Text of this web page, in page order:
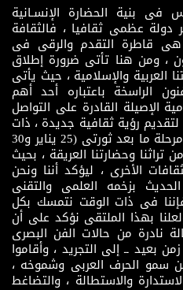
بنية الحضارة الإنسـانية
دولة عظمى ثقافيا ، فالثقافة
قاطرة التقدم والرقى فى
، ومن هنا تأتى ضرورة إطلاق
العربية والإسلامية ، حيث يأتى
الراسخة باعتباره أحد أهم
الإصيلة القادرة على التواصل
لتقديم رؤية ثقافية جديدة ، ذات
مضمون ثقافى قادر على إثراء مرحلة ما بعد ثورتى (25 يناير و30
وحضارتنا العريقة ، بحيث
الأخرى ، ليؤكد أننا ونحن
بزخمه العلمى والتقنى
فى ذات الوقت نتمسك بكل
بهذا الملتقى نؤكد على أن
نادرة من حالات الفن البصرى
بعيد ــ إلى التجريد ، وأقاموا
سمو الحرف العربى وشموخه ،
والاستطالة ، والتضاغط